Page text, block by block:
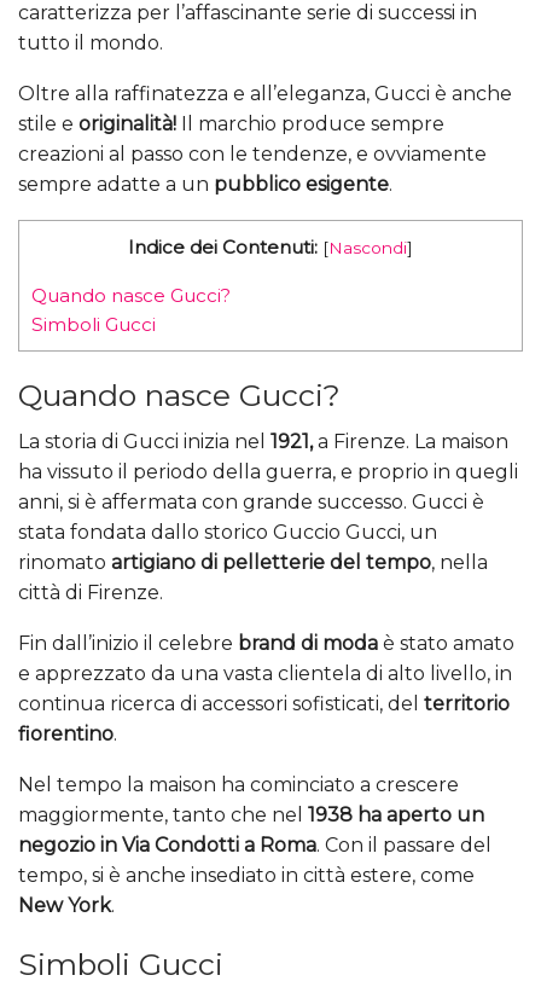
caratterizza per l’affascinante serie di successi in
tutto il mondo.
Oltre alla raffinatezza e all’eleganza, Gucci è anche
stile e originalità! Il marchio produce sempre
creazioni al passo con le tendenze, e ovviamente
sempre adatte a un pubblico esigente.
Indice dei Contenuti: [Nascondi]
Quando nasce Gucci?
Simboli Gucci
Quando nasce Gucci?
La storia di Gucci inizia nel 1921,a Firenze. La maison
ha vissuto il periodo della guerra, e proprio in quegli
anni, si è affermata con grande successo. Gucci è
stata fondata dallo storico Guccio Gucci, un
rinomato artigiano di pelletterie del tempo, nella
città di Firenze.
Fin dall’inizio il celebre brand di moda è stato amato
e apprezzato da una vasta clientela di alto livello, in
continua ricerca di accessori sofisticati, del territorio
fiorentino.
Nel tempo la maison ha cominciato a crescere
maggiormente, tanto che nel 1938 ha aperto un
negozio in Via Condotti a Roma. Con il passare del
tempo, si è anche insediato in città estere, come
New York.
Simboli Gucci